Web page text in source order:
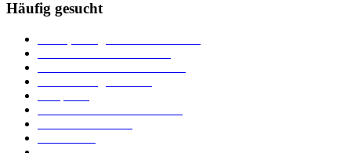
Häufig gesucht